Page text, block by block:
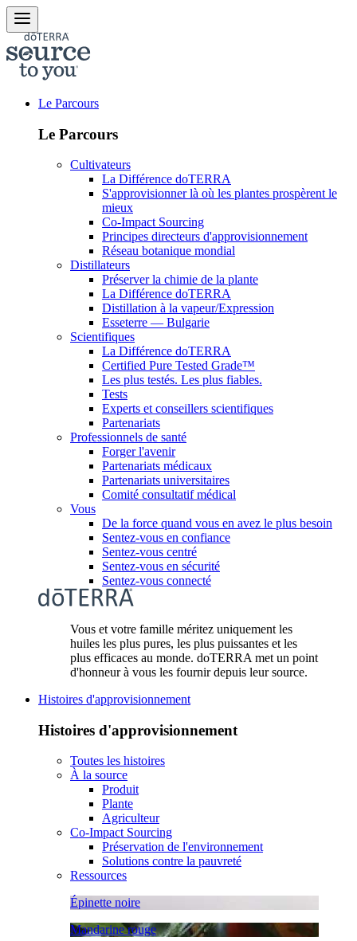
Le Parcours
Le Parcours
Cultivateurs
La Différence doTERRA
S'approvisionner là où les plantes prospèrent le
mieux
Co-Impact Sourcing
Principes directeurs d'approvisionnement
Réseau botanique mondial
Distillateurs
Préserver la chimie de la plante
La Différence doTERRA
Distillation à la vapeur/Expression
Esseterre — Bulgarie
Scientifiques
La Différence doTERRA
Certified Pure Tested Grade™
Les plus testés. Les plus fiables.
Tests
Experts et conseillers scientifiques
Partenariats
Professionnels de santé
Forger l'avenir
Partenariats médicaux
Partenariats universitaires
Comité consultatif médical
Vous
De la force quand vous en avez le plus besoin
Sentez-vous en confiance
Sentez-vous centré
Sentez-vous en sécurité
Sentez-vous connecté
Vous et votre famille méritez uniquement les
huiles les plus pures, les plus puissantes et les
plus efficaces au monde. doTERRA met un point
d'honneur à vous les fournir depuis leur source.
Histoires d'approvisionnement
Histoires d'approvisionnement
Toutes les histoires
À la source
Produit
Plante
Agriculteur
Co-Impact Sourcing
Préservation de l'environnement
Solutions contre la pauvreté
Ressources
Épinette noire
Mandarine rouge